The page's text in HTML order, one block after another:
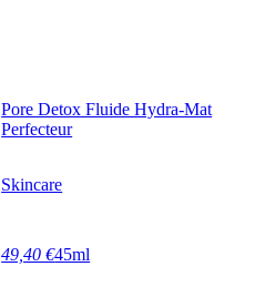
Pore Detox Fluide Hydra-Mat
Perfecteur
Skincare
49,40 €45ml